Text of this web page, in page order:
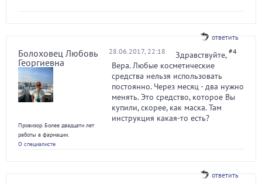
ответить
Болоховец Любовь
Георгиевна
Провизор. Более двадцати лет
работы в фармации.
О специалисте
28.06.2017, 22:18 #4
Здравствуйте,
Вера. Любые косметические
средства нельзя использовать
постоянно. Через месяц - два нужно
менять. Это средство, которое Вы
купили, скорее, как маска. Там
инструкция какая-то есть?
ответить